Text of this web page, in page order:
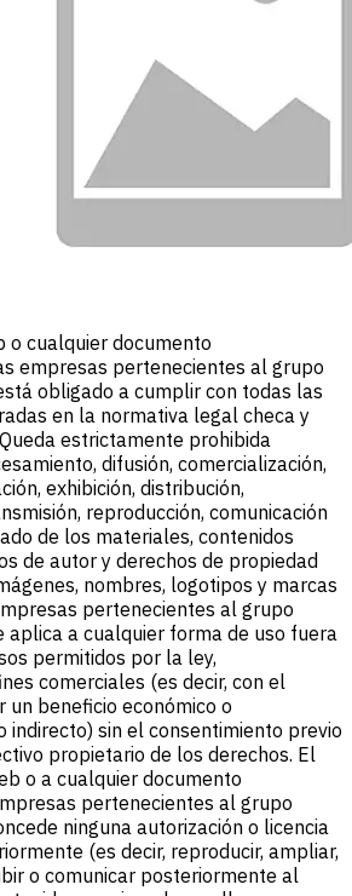
o cualquier documento
empresas pertenecientes al grupo
obligado a cumplir con todas las
en la normativa legal checa y
estrictamente prohibida
difusión, comercialización,
exhibición, distribución,
reproducción, comunicación
de los materiales, contenidos
de autor y derechos de propiedad
nombres, logotipos y marcas
pertenecientes al grupo
aplica a cualquier forma de uso fuera
permitidos por la ley,
comerciales (es decir, con el
beneficio económico o
indirecto) sin el consentimiento previo
propietario de los derechos. El
o a cualquier documento
pertenecientes al grupo
ninguna autorización o licencia
(es decir, reproducir, ampliar,
o comunicar posteriormente al